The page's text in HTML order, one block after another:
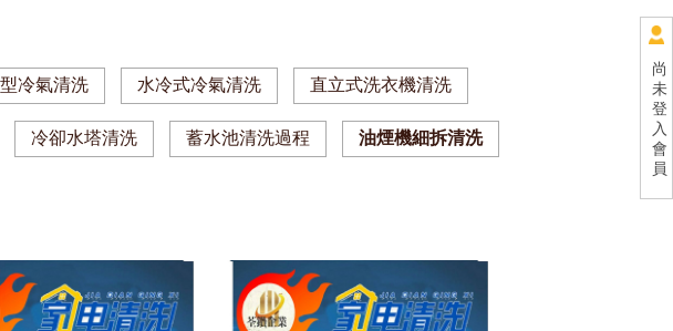
尚
未
登
入
會
員
冷氣清洗 水冷式冷氣清洗 直立式洗衣機清洗
冷卻水塔清洗 蓄水池清洗過程 油煙機細拆清洗